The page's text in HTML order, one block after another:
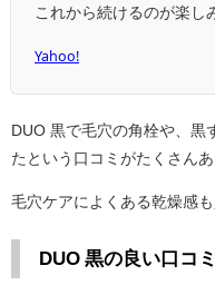
これから続けるのが楽し
Yahoo!
DUO 黒で毛穴の角栓や、黒
たという口コミがたくさんあ
毛穴ケアによくある乾燥感
DUO 黒の良い口コ